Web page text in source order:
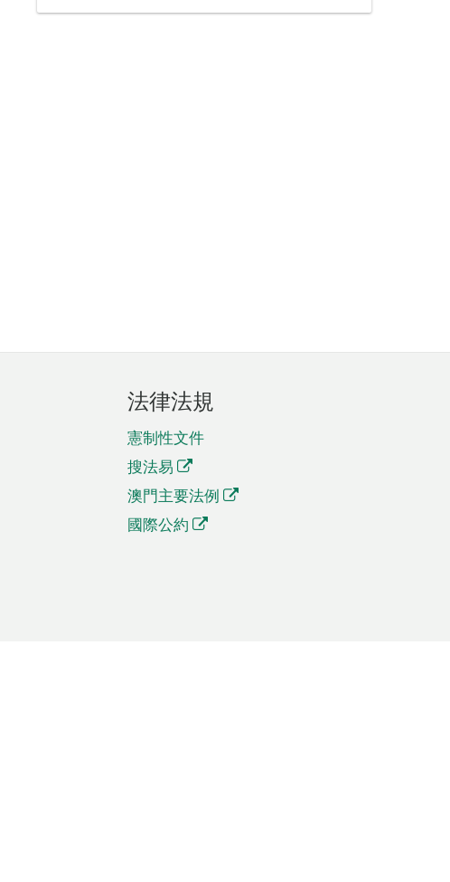
法律法規
憲制性文件
搜法易
澳門主要法例
國際公約